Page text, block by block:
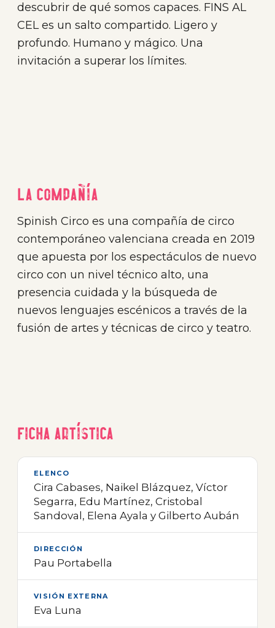
descubrir de qué somos capaces. FINS AL
CEL es un salto compartido. Ligero y
profundo. Humano y mágico. Una
invitación a superar los límites.
La compañía
Spinish Circo es una compañía de circo
contemporáneo valenciana creada en 2019
que apuesta por los espectáculos de nuevo
circo con un nivel técnico alto, una
presencia cuidada y la búsqueda de
nuevos lenguajes escénicos a través de la
fusión de artes y técnicas de circo y teatro.
Ficha artística
ELENCO
Cira Cabases, Naikel Blázquez, Víctor
Segarra, Edu Martínez, Cristobal
Sandoval, Elena Ayala y Gilberto Aubán
DIRECCIÓN
Pau Portabella
VISIÓN EXTERNA
Eva Luna